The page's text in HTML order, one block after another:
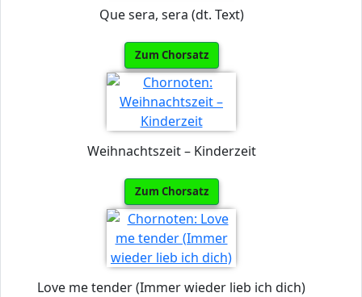
Que sera, sera (dt. Text)
Zum Chorsatz
Weihnachtszeit – Kinderzeit
Zum Chorsatz
Love me tender (Immer wieder lieb ich dich)